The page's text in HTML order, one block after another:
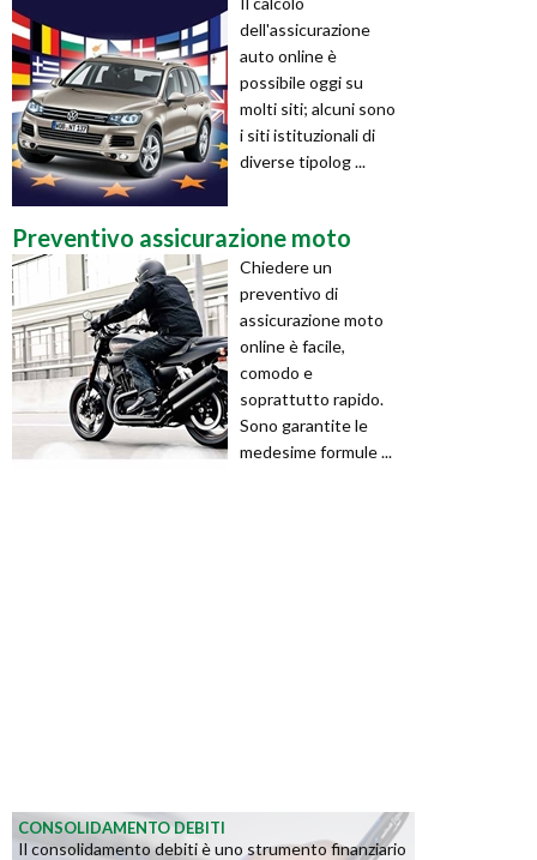
dell'assicurazione
auto online è
possibile oggi su
molti siti; alcuni sono
i siti istituzionali di
diverse tipolog ...
Preventivo assicurazione moto
Chiedere un
preventivo di
assicurazione moto
online è facile,
comodo e
soprattutto rapido.
Sono garantite le
medesime formule ...
CONSOLIDAMENTO DEBITI
Il consolidamento debiti è uno strumento finanziario